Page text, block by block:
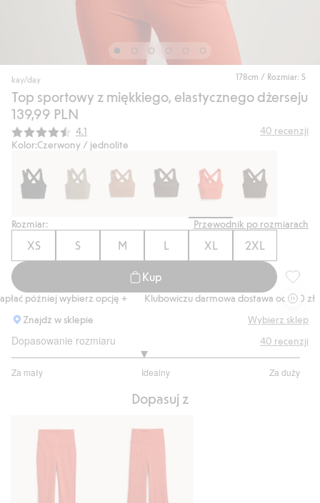
178cm / Rozmiar: S
kay/day
Top sportowy z miękkiego, elastycznego dżerseju
139,99 PLN
Średnia ocena:
4.1 40 recenzji
Kolor:Czerwony / jednolite
Rozmiar: Przewodnik po rozmiarach
XS S M L XL 2XL
Kup
Top
później wybierz opcję + Klubowiczu darmowa dostawa od 150 zł
Znajdź w sklepie
Wybierz sklep
Dopasowanie rozmiaru
Za mały Idealny Za duży
na
głosów
40 recenzji
Dopasuj z